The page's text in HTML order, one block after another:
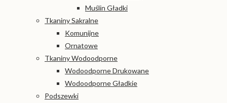
Muślin Gładki
Tkaniny Sakralne
Komunijne
Ornatowe
Tkaniny Wodoodporne
Wodoodporne Drukowane
Wodoodporne Gładkie
Podszewki